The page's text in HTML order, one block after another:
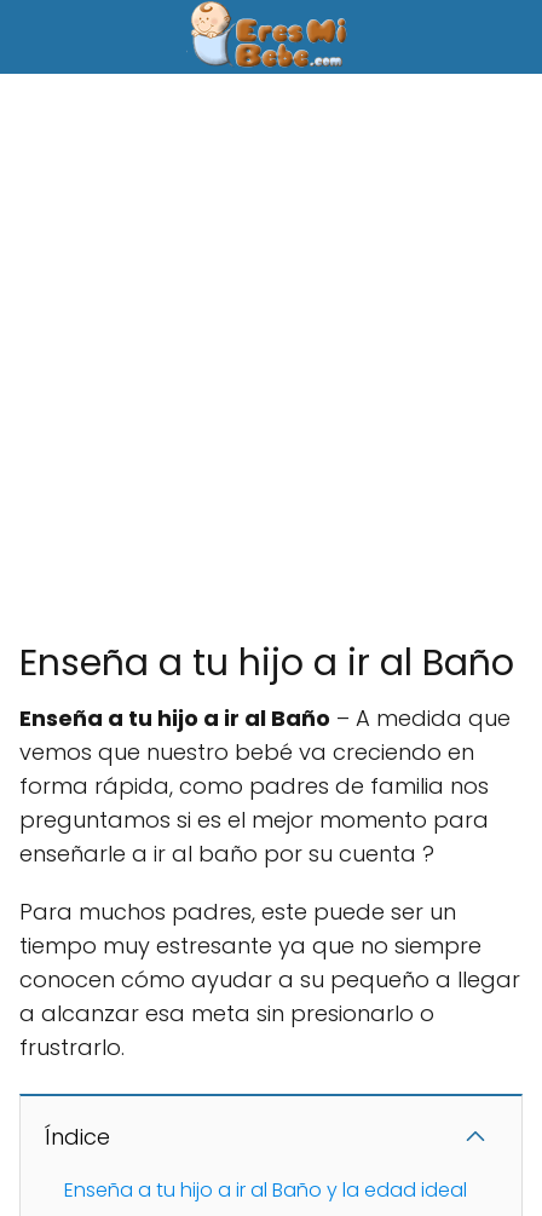
Enseña a tu hijo a ir al Baño
Enseña a tu hijo a ir al Baño – A medida que
vemos que nuestro bebé va creciendo en
forma rápida, como padres de familia nos
preguntamos si es el mejor momento para
enseñarle a ir al baño por su cuenta ?
Para muchos padres, este puede ser un
tiempo muy estresante ya que no siempre
conocen cómo ayudar a su pequeño a llegar
a alcanzar esa meta sin presionarlo o
frustrarlo.
Índice
Enseña a tu hijo a ir al Baño y la edad ideal